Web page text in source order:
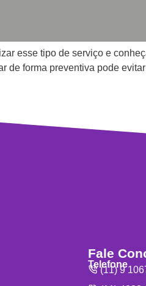
esse tipo de serviço e
de forma preventiva pode
Fale
Telefone
(11) 9